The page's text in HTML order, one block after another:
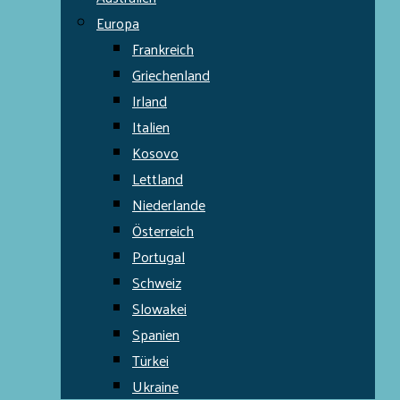
Europa
Frankreich
Griechenland
Irland
Italien
Kosovo
Lettland
Niederlande
Österreich
Portugal
Schweiz
Slowakei
Spanien
Türkei
Ukraine